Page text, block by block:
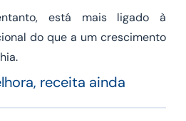
está mais ligado à
do que a um crescimento
receita ainda